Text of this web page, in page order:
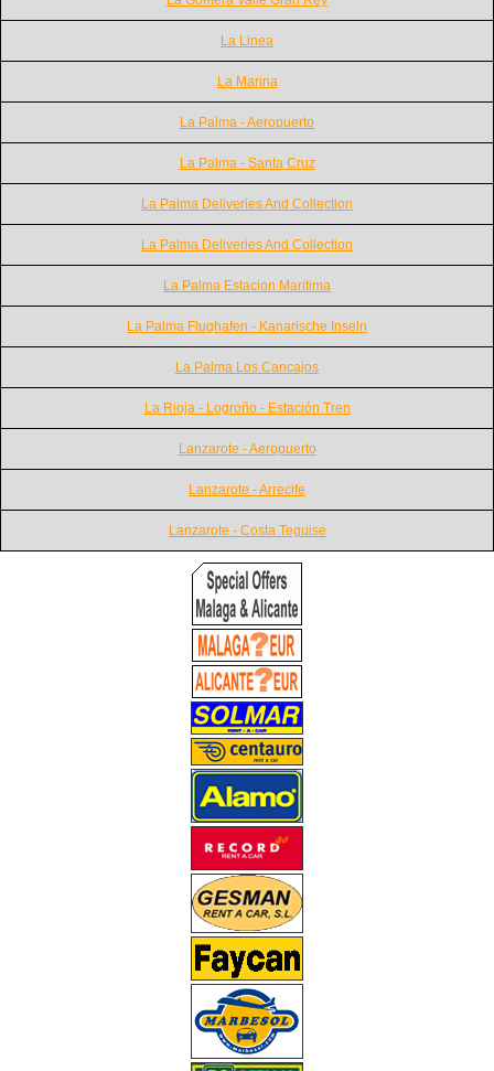
La Linea
La Marina
La Palma - Aeropuerto
La Palma - Santa Cruz
La Palma Deliveries And Collection
La Palma Deliveries And Collection
La Palma Estacion Maritima
La Palma Flughafen - Kanarische Inseln
La Palma Los Cancajos
La Rioja - Logroño - Estación Tren
Lanzarote - Aeropuerto
Lanzarote - Arrecife
Lanzarote - Costa Teguise